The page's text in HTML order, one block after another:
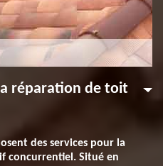
réparation de toit
des services pour la
concurrentiel. Situé en